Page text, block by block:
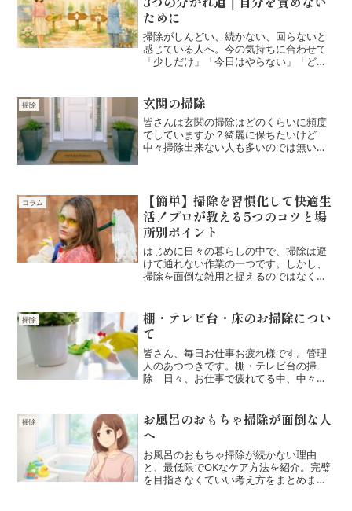
ために
掃除がしんどい、続かない、回らないと
感じている人へ。今の気持ちに合わせて
「少しだけ」「今日はやらない」「どう
掃除 玄関の掃除
皆さんは玄関の掃除はどのくらいに頻度
でしていますか？綺麗に保ちたいけど
中々掃除出来ない人も多いのでは無いで
ない。②帰ってきたら都度シ...
コラム
【簡単】掃除を習慣化して快適生
活！プロが教える5つのコツと場
所別ポイント
はじめに日々の暮らしの中で、掃除は避
けて通れない作業の一つです。しかし、
掃除を面倒な雑用と捉えるのではなく、
は、掃除を習慣にするためのさまざまな
方法と工夫について、詳し...
掃除
棚・テレビ台・床のお掃除につい
て
皆さん、毎日お仕事お疲れ様です。管理
人のあつつきです。棚・テレビ台の掃
除 日々、お仕事で疲れてる中、中々行
期的に掃除はしたいもの。パッと見綺麗
に見えても、日射しにかざせ...
掃除
お風呂のおもちゃ掃除が面倒な人
へ
お風呂のおもちゃ掃除が続かない理由
と、最低限でOKなケア方法を紹介。完璧
を目指さなくていい考え方をまとめまし